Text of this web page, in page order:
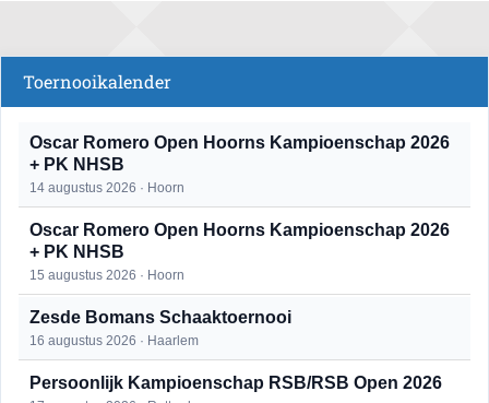
Toernooikalender
Oscar Romero Open Hoorns Kampioenschap 2026
+ PK NHSB
14 augustus 2026 · Hoorn
Oscar Romero Open Hoorns Kampioenschap 2026
+ PK NHSB
15 augustus 2026 · Hoorn
Zesde Bomans Schaaktoernooi
16 augustus 2026 · Haarlem
Persoonlijk Kampioenschap RSB/RSB Open 2026